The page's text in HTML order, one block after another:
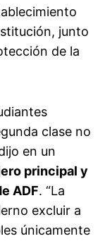
junto
de la
clase no
en un
principal y
ADF. “La
excluir a
únicamente